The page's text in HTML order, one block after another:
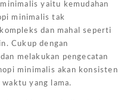
yaitu kemudahan
minimalis tak
dan mahal seperti
Cukup dengan
melakukan pengecatan
minimalis akan konsisten
yang lama.